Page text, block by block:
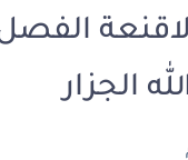
الفصل